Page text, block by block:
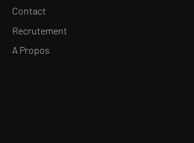
Contact
Recrutement
A Propos